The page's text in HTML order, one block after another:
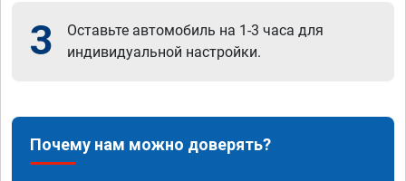
3
Оставьте автомобиль на 1-3 часа для
индивидуальной настройки.
Почему нам можно доверять?